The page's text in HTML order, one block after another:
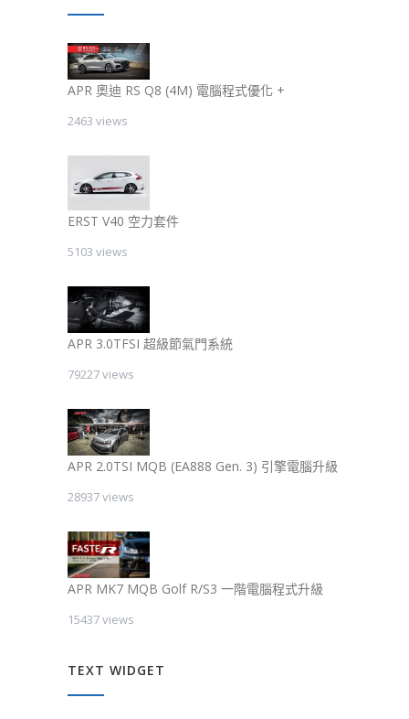
APR 奧迪 RS Q8 (4M) 電腦程式優化 +
2463 views
ERST V40 空力套件
5103 views
APR 3.0TFSI 超級節氣門系統
79227 views
APR 2.0TSI MQB (EA888 Gen. 3) 引擎電腦升級
28937 views
APR MK7 MQB Golf R/S3 一階電腦程式升級
15437 views
TEXT WIDGET